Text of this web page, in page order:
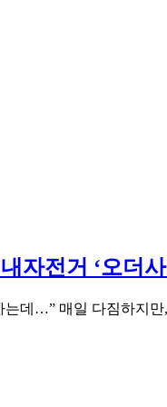
자전거 ‘오더
데…” 매일 다짐하지